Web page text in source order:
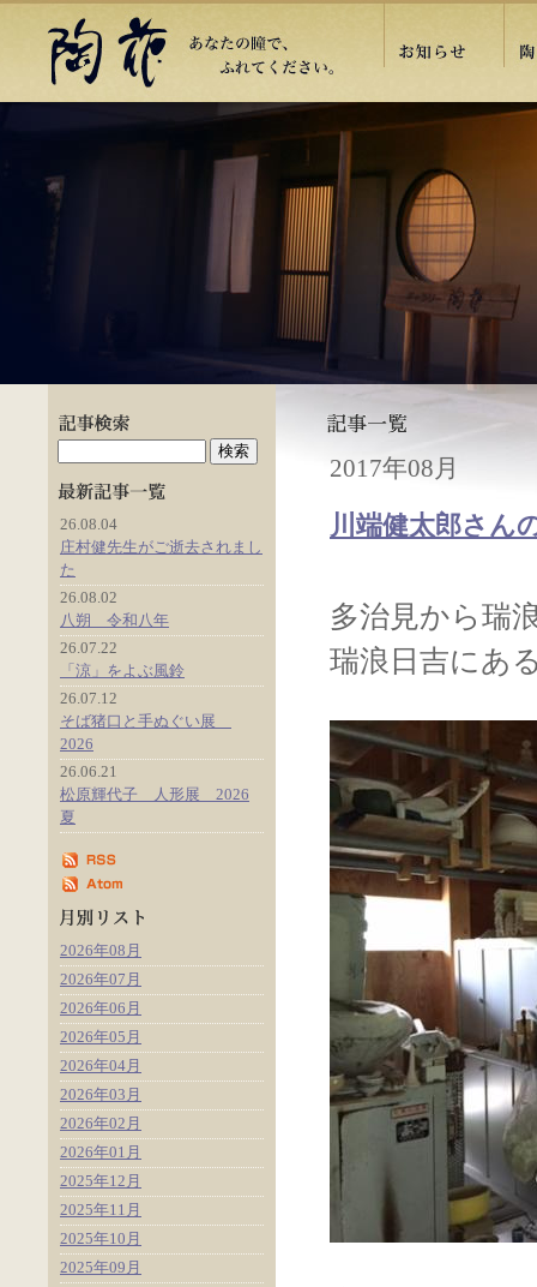
2017年08月
川端健太郎さん
多治見から瑞
瑞浪日吉にあ
26.08.04
庄村健先生がご逝去されまし
た
26.08.02
八朔 令和八年
26.07.22
「涼」をよぶ風鈴
26.07.12
そば猪口と手ぬぐい展
2026
26.06.21
松原輝代子 人形展 2026
夏
2026年08月
2026年07月
2026年06月
2026年05月
2026年04月
2026年03月
2026年02月
2026年01月
2025年12月
2025年11月
2025年10月
2025年09月